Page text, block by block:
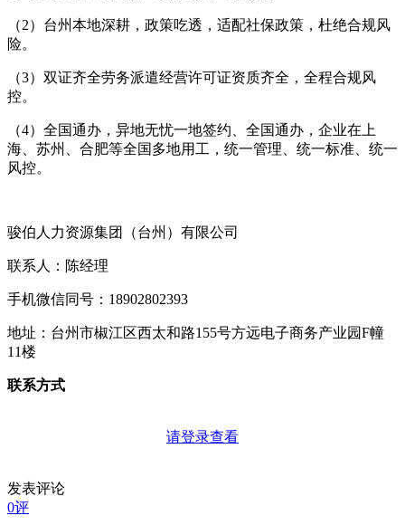
（2）台州本地深耕，政策吃透，适配社保政策，杜绝合规风
险。
（3）双证齐全劳务派遣经营许可证资质齐全，全程合规风
控。
（4）全国通办，异地无忧一地签约、全国通办，企业在上
海、苏州、合肥等全国多地用工，统一管理、统一标准、统一
风控。
骏伯人力资源集团（台州）有限公司
联系人：陈经理
手机微信同号：18902802393
地址：台州市椒江区西太和路155号方远电子商务产业园F幢
11楼
联系方式
请登录查看
发表评论
0评